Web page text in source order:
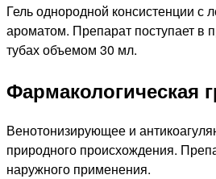
Гель однородной консистенции с
ароматом. Препарат поступает в
тубах объемом 30 мл.
Фармакологическая
Венотонизирующее и
природного происхождения.
наружного применения.